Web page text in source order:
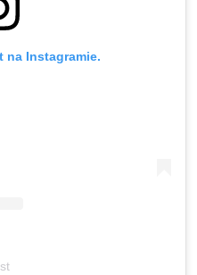
na Instagramie.